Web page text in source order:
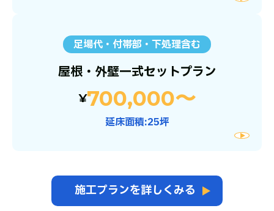
足場代・付帯部・下処理含む
屋根・外壁一式セットプラン
¥700,000〜
延床面積:25坪
施工プランを詳しくみる